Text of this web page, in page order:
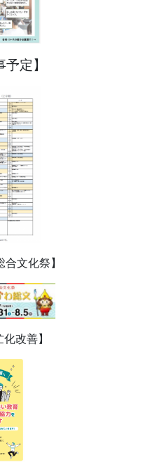
予定】
文化祭】
改善】